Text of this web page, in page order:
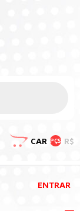
CAR PÇS R$
ENTRAR